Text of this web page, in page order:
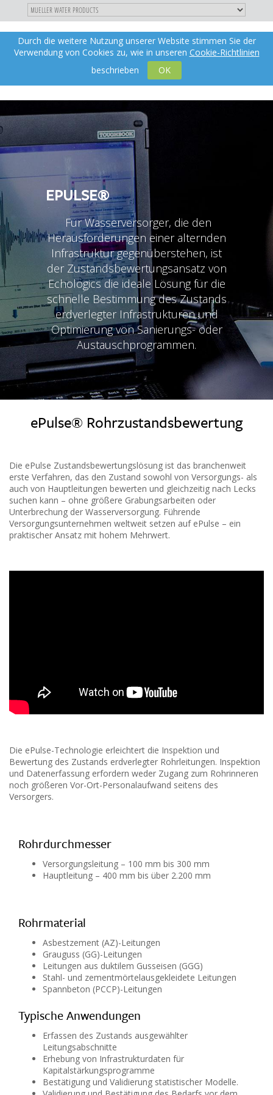
DIREKT
ZUM
INHALT
Toggle
navigation
X
de
Durch die weitere Nutzung unserer Website stimmen Sie der
Verwendung von Cookies zu, wie in unseren Cookie-Richtlinien
beschrieben
OK
EPULSE®
Für Wasserversorger, die den
Herausforderungen einer alternden
Infrastruktur gegenüberstehen, ist
der Zustandsbewertungsansatz von
Echologics die ideale Lösung für die
schnelle Bestimmung des Zustands
erdverlegter Infrastrukturen und
Optimierung von Sanierungs- oder
Austauschprogrammen.
ePulse® Rohrzustandsbewertung
Die ePulse Zustandsbewertungslösung ist das branchenweit
erste Verfahren, das den Zustand sowohl von Versorgungs- als
auch von Hauptleitungen bewerten und gleichzeitig nach Lecks
suchen kann – ohne größere Grabungsarbeiten oder
Unterbrechung der Wasserversorgung. Führende
Versorgungsunternehmen weltweit setzen auf ePulse – ein
praktischer Ansatz mit hohem Mehrwert.
Die ePulse-Technologie erleichtert die Inspektion und
Bewertung des Zustands erdverlegter Rohrleitungen. Inspektion
und Datenerfassung erfordern weder Zugang zum Rohrinneren
noch größeren Vor-Ort-Personalaufwand seitens des
Versorgers.
Rohrdurchmesser
Versorgungsleitung – 100 mm bis 300 mm
Hauptleitung – 400 mm bis über 2.200 mm
Rohrmaterial
Asbestzement (AZ)-Leitungen
Grauguss (GG)-Leitungen
Leitungen aus duktilem Gusseisen (GGG)
Stahl- und zementmörtelausgekleidete Leitungen
Spannbeton (PCCP)-Leitungen
Typische Anwendungen
Erfassen des Zustands ausgewählter
Leitungsabschnitte
Erhebung von Infrastrukturdaten für
Kapitalstärkungsprogramme
Bestätigung und Validierung statistischer Modelle.